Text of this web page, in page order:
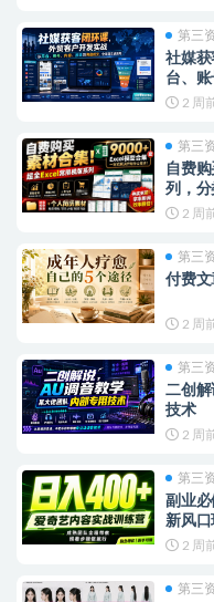
第三
社媒
台、
战落地
2 周
第三
自费
列，分
人简历
2 周
第三
付费
2 周
第三
二创解
技术
2 周
第三
副业
新风
握！
2 周
第三